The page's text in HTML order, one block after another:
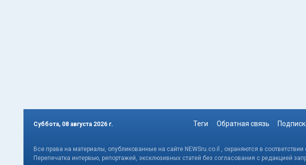
Суббота, 08 августа 2026 г. Теги Обратная связь
Все права на материалы, опубликованные на сайте NEWSru.co.il , охраняются в
Перепечатка интервью, репортажей, эксклюзивных статей без согласования с редакцией